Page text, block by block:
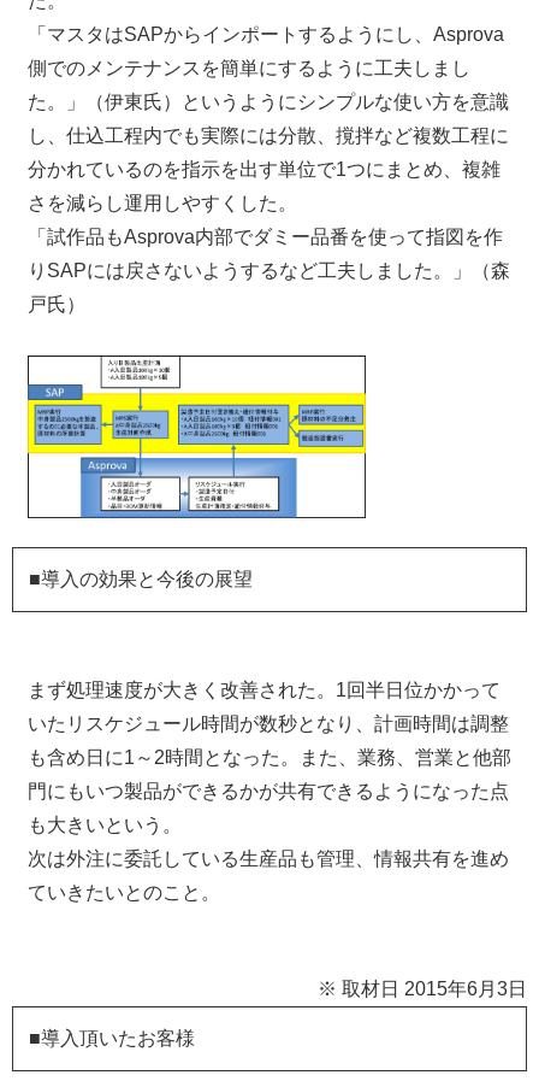
「マスタはSAPからインポートするようにし、Asprova
側でのメンテナンスを簡単にするように工夫しまし
た。」（伊東氏）というようにシンプルな使い方を意識
し、仕込工程内でも実際には分散、撹拌など複数工程に
分かれているのを指示を出す単位で1つにまとめ、複雑
さを減らし運用しやすくした。
「試作品もAsprova内部でダミー品番を使って指図を作
りSAPには戻さないようするなど工夫しました。」（森
戸氏）
■導入の効果と今後の展望
まず処理速度が大きく改善された。1回半日位かかって
いたリスケジュール時間が数秒となり、計画時間は調整
も含め日に1～2時間となった。また、業務、営業と他部
門にもいつ製品ができるかが共有できるようになった点
も大きいという。
次は外注に委託している生産品も管理、情報共有を進め
ていきたいとのこと。
※ 取材日 2015年6月3日
■導入頂いたお客様